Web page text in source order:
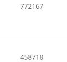
772167
458718